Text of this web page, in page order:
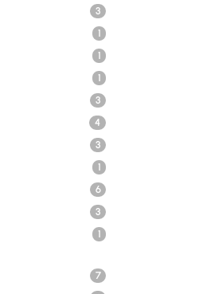
3
1
1
1
3
4
3
1
6
3
1
7